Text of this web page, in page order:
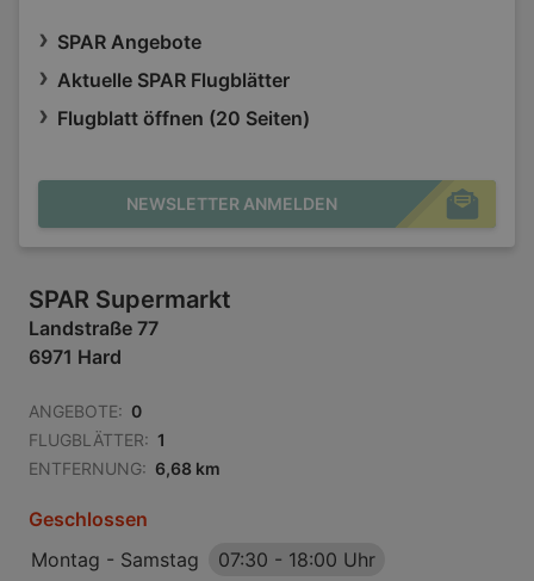
SPAR Angebote
Aktuelle SPAR Flugblätter
Flugblatt öffnen (20 Seiten)
NEWSLETTER ANMELDEN
SPAR Supermarkt
Landstraße 77
6971 Hard
ANGEBOTE: 0
FLUGBLÄTTER: 1
ENTFERNUNG: 6,68 km
Geschlossen
Montag - Samstag
07:30 - 18:00 Uhr